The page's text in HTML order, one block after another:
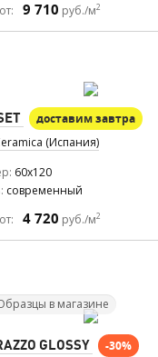
9 710 руб./м2
доставим завтра
(Испания)
60x120
современный
4 720 руб./м2
в магазине
GLOSSY
-30%